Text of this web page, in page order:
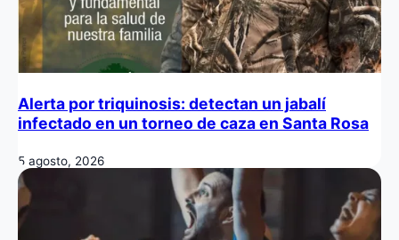
Alerta por triquinosis: detectan un jabalí
infectado en un torneo de caza en Santa Rosa
5 agosto, 2026